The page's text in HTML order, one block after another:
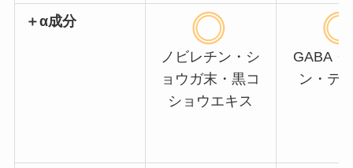
＋α成分
ノビレチン・シ
ョウガ末・黒コ
ショウエキス
GABA・
ン・テ